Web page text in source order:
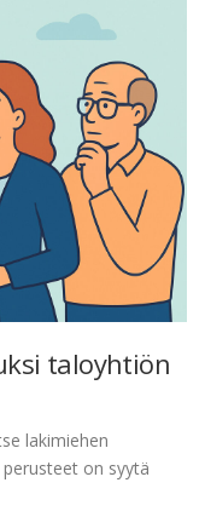
taloyhtiön
lakimiehen
on syytä